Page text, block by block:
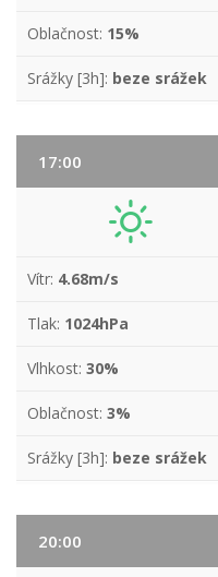
Oblačnost: 15%
Srážky [3h]: beze srážek
17:00
Vítr: 4.68m/s
Tlak: 1024hPa
Vlhkost: 30%
Oblačnost: 3%
Srážky [3h]: beze srážek
20:00